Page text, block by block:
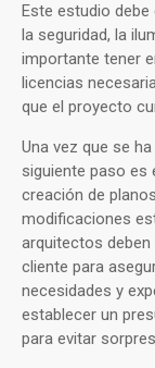
Este estudio
la seguridad, la
importante tener
licencias
que el proyecto
Una vez que se
siguiente paso es
creación de
modificaciones
arquitectos
cliente para
necesidades y
establecer un
para evitar